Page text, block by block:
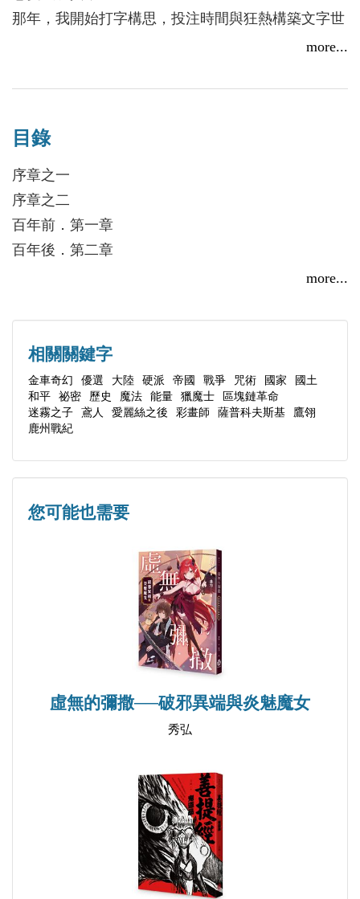
力的夜雲帝國即將統一神離大陸，面對最後一個商業
於是亙流城被迫遣使一探古崙山虛實，兩國使者在山
但亙流城的使者卻被同樣在山上的術師救回一命，更
一個月後，亙流城與夜雲帝國再次會面，司飛羽再施
狠計一手促成了「關鍵戰爭」的爆發。儘管有術師及
時出手救援，但仇恨的烈焰仍在幾天後夜雲帝國後援
與咒師到達戰場時引爆，原本勝券在握的亙流城竟遭
攻城，反而採取了神祕的舉止，這時才揭露夜雲帝國
十二年來戰火掩藏的幕後真相。一代軍師司飛羽追求
的是什麼？古崙山的居民，咒師與術師必須各選一邊
站的原因又是什麼？求和，求戰，亙流城與夜雲帝國
又將如何邁向和平？然而當塵埃落定，咒術師的存
在，卻被有心人刻意地抹消在歷史之中……
大學教授蒙不語深信一本詩集能幫助他找出百年前
「咒術師」曾經存在的依據。有一天，學生虞皓祠誘
使他國家考古學者霍雨郎見面，一起去尋找百年前秋
水國敗給亙流城的真相，報酬是翻案既定歷史，證明
咒術師曾經存在並影響關鍵戰爭的蹤跡。
前夜雲帝國的戰爭足跡，抽絲剝繭找出咒術師曾經存
揭露自己真正要找尋的目標不只是秋水國戰敗的原
因。他決定運用自己的權勢強迫蒙不語和霍雨郎返回
『正軌』；不料教授和考古學家不受脅迫，更打破了
那年，我開始打字構思，投注時間與狂熱構築文字世
成為冒險；
者目光裡的邏輯與色彩。
曾獲金車奇幻小說獎、新北市文學獎、林榮三文學
獎。
more...
目錄
序章之一
序章之二
百年前．第一章
百年後．第二章
百年前．第五章
百年後．第六章
百年前．第七章
百年後．第八章
百年前．第九章
百年前．第十一章
百年前．第十三章
百年後．終章之五
【後記】關於咒與術與奇幻世界的旅程
more...
相關關鍵字
金車奇幻 優選 大陸 硬派 帝國 戰爭 咒術 國家
國土
和平
祕密 歷史 魔法 能量 獵魔士
區塊鏈革命
迷霧之子
鳶人 愛麗絲之後 彩畫師 薩普科夫斯基
鷹翎
鹿州戰紀
您可能也需要
虛無的彌撒──破邪異端與炎魅魔女
秀弘